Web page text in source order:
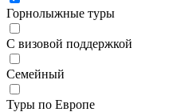
Горнолыжные туры
С визовой поддержкой
Семейный
Туры по Европе